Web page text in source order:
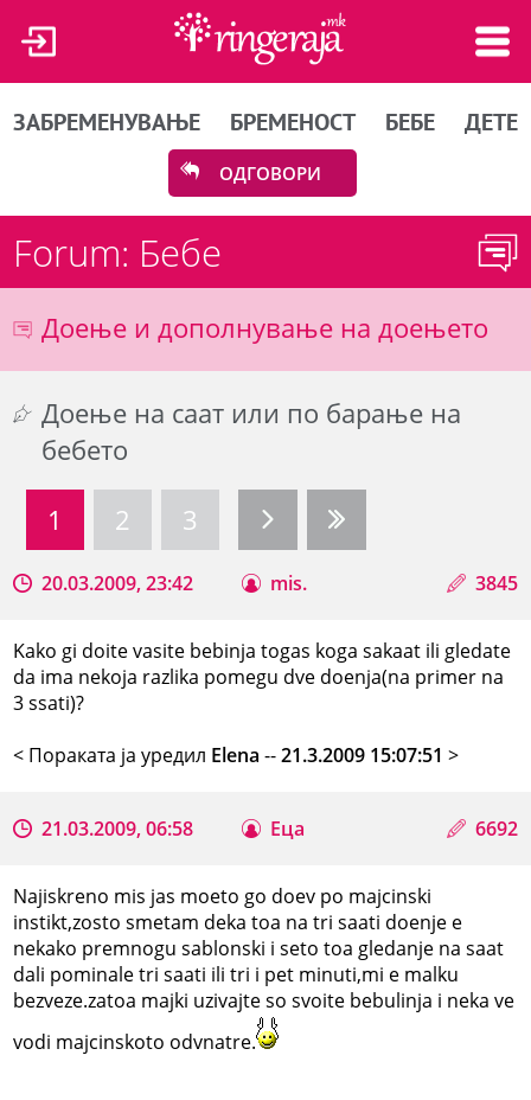
ЗАБРЕМЕНУВАЊЕ БРЕМЕНОСТ БЕБЕ ДЕТЕ
ОДГОВОРИ
Forum: Бебе
Доење и дополнување на доењето
Доење на саат или по барање на
бебето
1
2 3
20.03.2009, 23:42 mis. 3845
Kako gi doite vasite bebinja togas koga sakaat ili gledate
da ima nekoja razlika pomegu dve doenja(na primer na
3 ssati)?
< Поракaта ја уредил Elena --21.3.2009 15:07:51>
21.03.2009, 06:58 Еца 6692
Najiskreno mis jas moeto go doev po majcinski
instikt,zosto smetam deka toa na tri saati doenje e
nekako premnogu sablonski i seto toa gledanje na saat
dali pominale tri saati ili tri i pet minuti,mi e malku
bezveze.zatoa majki uzivajte so svoite bebulinja i neka ve
vodi majcinskoto odvnatre.